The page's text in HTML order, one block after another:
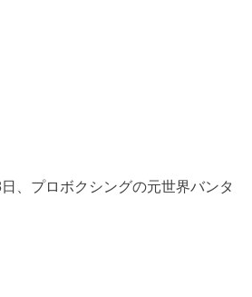
、プロボクシングの元世界バンタ